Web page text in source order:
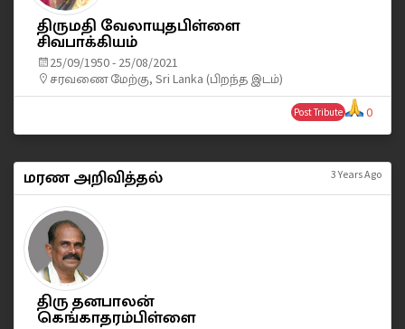
திருமதி வேலாயுதபிள்ளை
சிவபாக்கியம்
25/09/1950 - 25/08/2021
சரவணை மேற்கு, Sri Lanka (பிறந்த இடம்)
0
Post Tribute
மரண அறிவித்தல் 3 Years Ago
திரு தனபாலன்
கெங்காதரம்பிள்ளை